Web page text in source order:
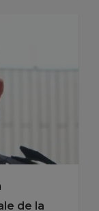
de la